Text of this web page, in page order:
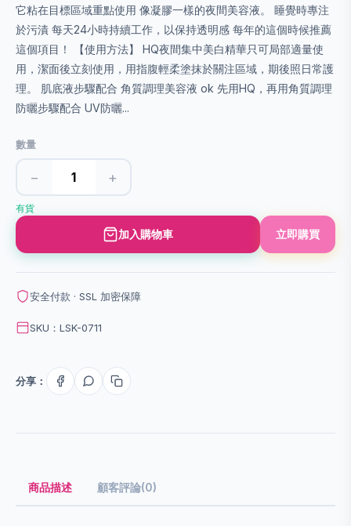
它粘在目標區域重點使用 像凝膠一樣的夜間美容液。 睡覺時專注
於污漬 每天24小時持續工作，以保持透明感 每年的這個時候推薦
這個項目！ 【使用方法】 HQ夜間集中美白精華只可局部適量使
用，潔面後立刻使用，用指腹輕柔塗抹於關注區域，期後照日常護
理。 肌底液步驟配合 角質調理美容液 ok 先用HQ，再用角質調理
防曬步驟配合 UV防曬...
數量
− +
有貨
加入購物車 立即購買
安全付款 · SSL 加密保障
SKU：LSK-0711
分享：
商品描述 顧客評論(0)